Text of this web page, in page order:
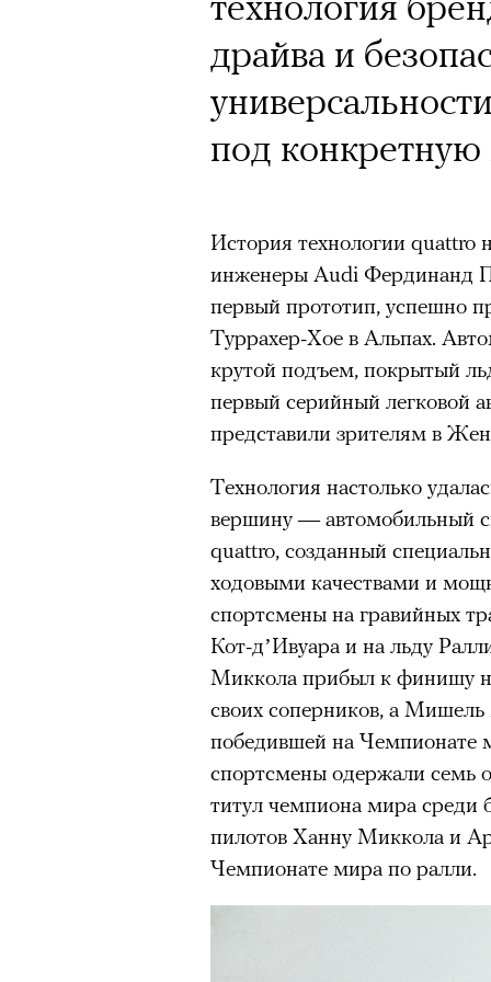
драйва и
под
История технологии quattro
инженеры Audi Фердинанд
первый прототип, успешно
Туррахер-Хое в Альпах.
крутой подъем, покрытый
первый серийный легковой
представили зрителям в
Технология настолько
вершину — автомобильный
quattro, созданный
ходовыми качествами и
спортсмены на гравийных
Кот-д’Ивуара и на льду
Миккола прибыл к финишу
своих соперников, а
победившей на Чемпионате
спортсмены одержали семь
титул чемпиона мира среди
пилотов Ханну Миккола и
Чемпионате мира по ралли.